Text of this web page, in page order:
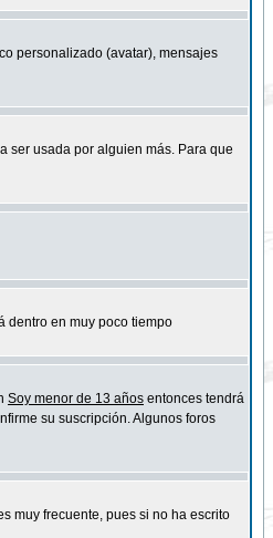
personalizado (avatar), mensajes
ser usada por alguien más. Para que
dentro en muy poco tiempo
Soy menor de 13 años entonces tendrá
su suscripción. Algunos foros
muy frecuente, pues si no ha escrito